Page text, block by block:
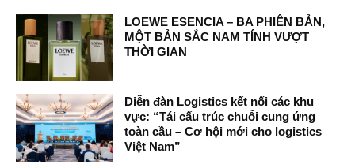
LOEWE ESENCIA – BA PHIÊN BẢN,
MỘT BẢN SẮC NAM TÍNH VƯỢT
THỜI GIAN
Diễn đàn Logistics kết nối các khu
vực: “Tái cấu trúc chuỗi cung ứng
toàn cầu – Cơ hội mới cho logistics
Việt Nam”